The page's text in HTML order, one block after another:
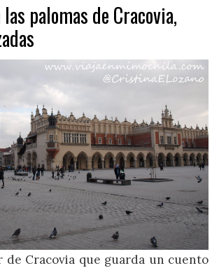
palomas de Cracovia,
de Cracovia que guarda un cuento